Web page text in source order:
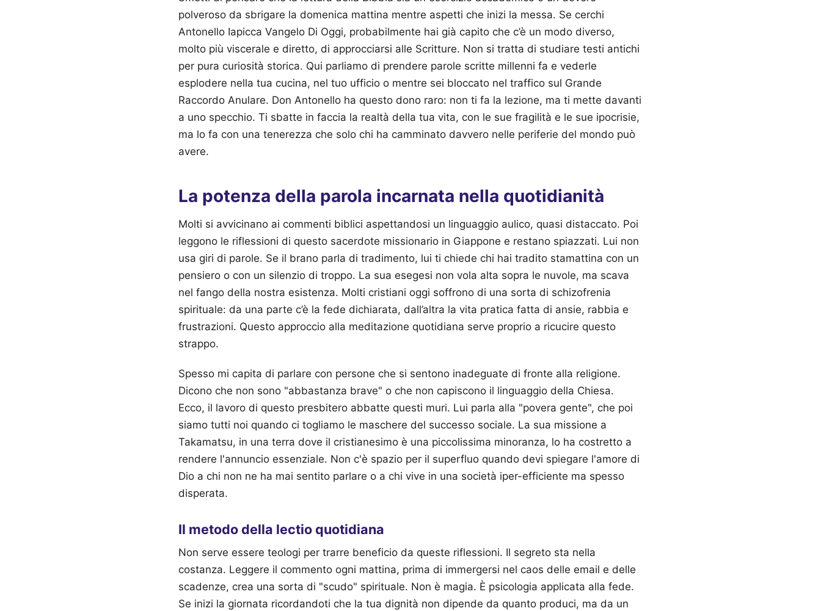
polveroso da sbrigare la domenica mattina mentre aspetti che inizi la messa. Se cerchi
Antonello Iapicca Vangelo Di Oggi, probabilmente hai già capito che c’è un modo diverso,
molto più viscerale e diretto, di approcciarsi alle Scritture. Non si tratta di studiare testi antichi
per pura curiosità storica. Qui parliamo di prendere parole scritte millenni fa e vederle
esplodere nella tua cucina, nel tuo ufficio o mentre sei bloccato nel traffico sul Grande
Raccordo Anulare. Don Antonello ha questo dono raro: non ti fa la lezione, ma ti mette davanti
a uno specchio. Ti sbatte in faccia la realtà della tua vita, con le sue fragilità e le sue ipocrisie,
ma lo fa con una tenerezza che solo chi ha camminato davvero nelle periferie del mondo può
avere.
La potenza della parola incarnata nella quotidianità
Molti si avvicinano ai commenti biblici aspettandosi un linguaggio aulico, quasi distaccato. Poi
leggono le riflessioni di questo sacerdote missionario in Giappone e restano spiazzati. Lui non
usa giri di parole. Se il brano parla di tradimento, lui ti chiede chi hai tradito stamattina con un
pensiero o con un silenzio di troppo. La sua esegesi non vola alta sopra le nuvole, ma scava
nel fango della nostra esistenza. Molti cristiani oggi soffrono di una sorta di schizofrenia
spirituale: da una parte c’è la fede dichiarata, dall’altra la vita pratica fatta di ansie, rabbia e
frustrazioni. Questo approccio alla meditazione quotidiana serve proprio a ricucire questo
strappo.
Spesso mi capita di parlare con persone che si sentono inadeguate di fronte alla religione.
Dicono che non sono "abbastanza brave" o che non capiscono il linguaggio della Chiesa.
Ecco, il lavoro di questo presbitero abbatte questi muri. Lui parla alla "povera gente", che poi
siamo tutti noi quando ci togliamo le maschere del successo sociale. La sua missione a
Takamatsu, in una terra dove il cristianesimo è una piccolissima minoranza, lo ha costretto a
rendere l'annuncio essenziale. Non c'è spazio per il superfluo quando devi spiegare l'amore di
Dio a chi non ne ha mai sentito parlare o a chi vive in una società iper-efficiente ma spesso
disperata.
Il metodo della lectio quotidiana
Non serve essere teologi per trarre beneficio da queste riflessioni. Il segreto sta nella
costanza. Leggere il commento ogni mattina, prima di immergersi nel caos delle email e delle
scadenze, crea una sorta di "scudo" spirituale. Non è magia. È psicologia applicata alla fede.
Se inizi la giornata ricordandoti che la tua dignità non dipende da quanto produci, ma da un